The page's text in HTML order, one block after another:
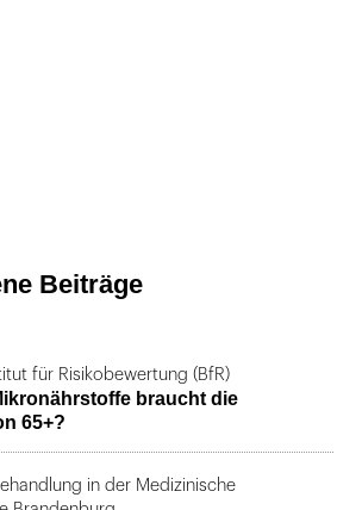
Beiträge
für Risikobewertung (BfR)
braucht die
65+?
in der Medizinische